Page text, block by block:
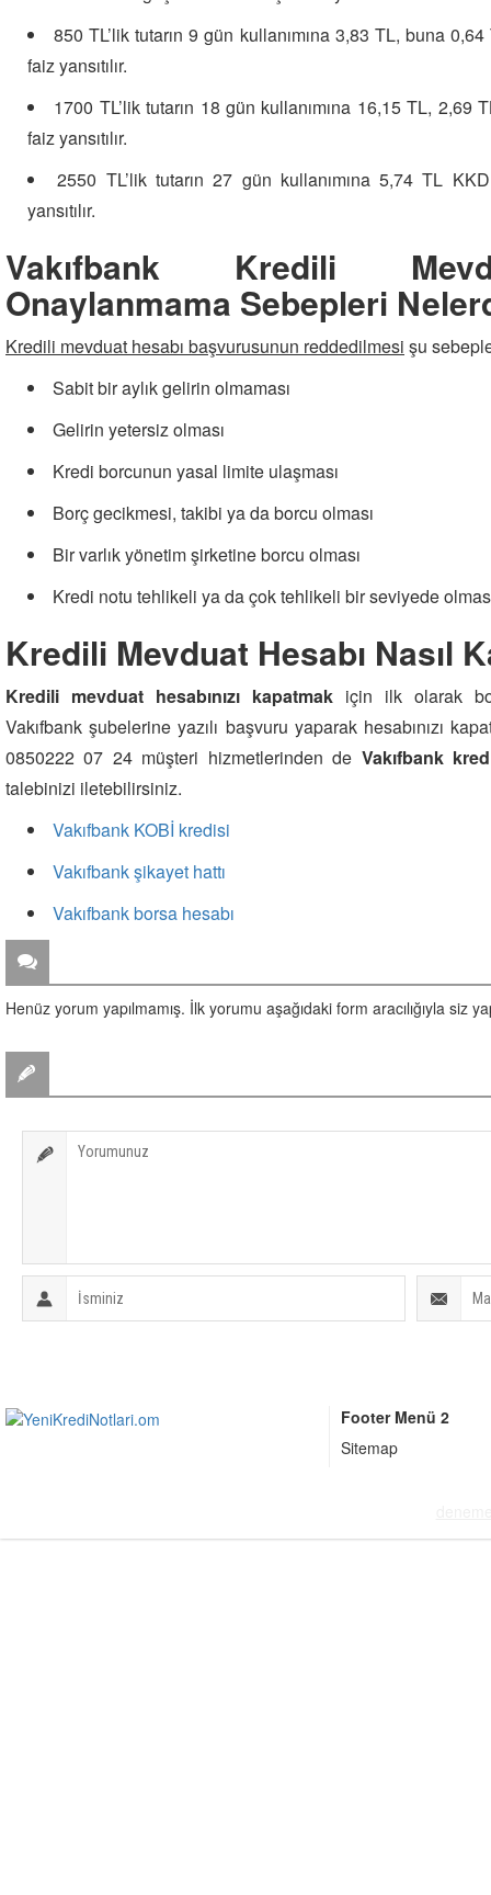
850 TL’lik tutarın 9 gün kullanımına 3,83 TL, buna
faiz yansıtılır.
1700 TL’lik tutarın 18 gün kullanımına 16,15 TL,
faiz yansıtılır.
2550 TL’lik tutarın 27 gün kullanımına 5,74 TL
yansıtılır.
Vakıfbank Kredili
Onaylanmama Sebepleri
Kredili mevduat hesabı başvurusunun reddedilmesi şu
Sabit bir aylık gelirin olmaması
Gelirin yetersiz olması
Kredi borcunun yasal limite ulaşması
Borç gecikmesi, takibi ya da borcu olması
Bir varlık yönetim şirketine borcu olması
Kredi notu tehlikeli ya da çok tehlikeli bir seviyede
Kredili Mevduat Hesabı Nasıl
Kredili mevduat hesabınızı kapatmakiçin ilk olarak
Vakıfbank şubelerine yazılı başvuru yaparak hesabınızı
0850222 07 24 müşteri hizmetlerinden de Vakıfbank
talebinizi iletebilirsiniz.
Vakıfbank KOBİ kredisi
Vakıfbank şikayet hattı
Vakıfbank borsa hesabı
Henüz yorum yapılmamış. İlk yorumu aşağıdaki form aracılığıyla siz
Footer Menü 2
Sitemap